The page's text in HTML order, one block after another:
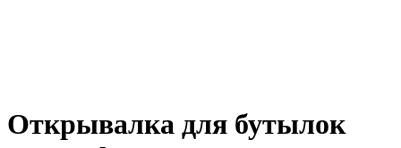
Открывалка для бутылок